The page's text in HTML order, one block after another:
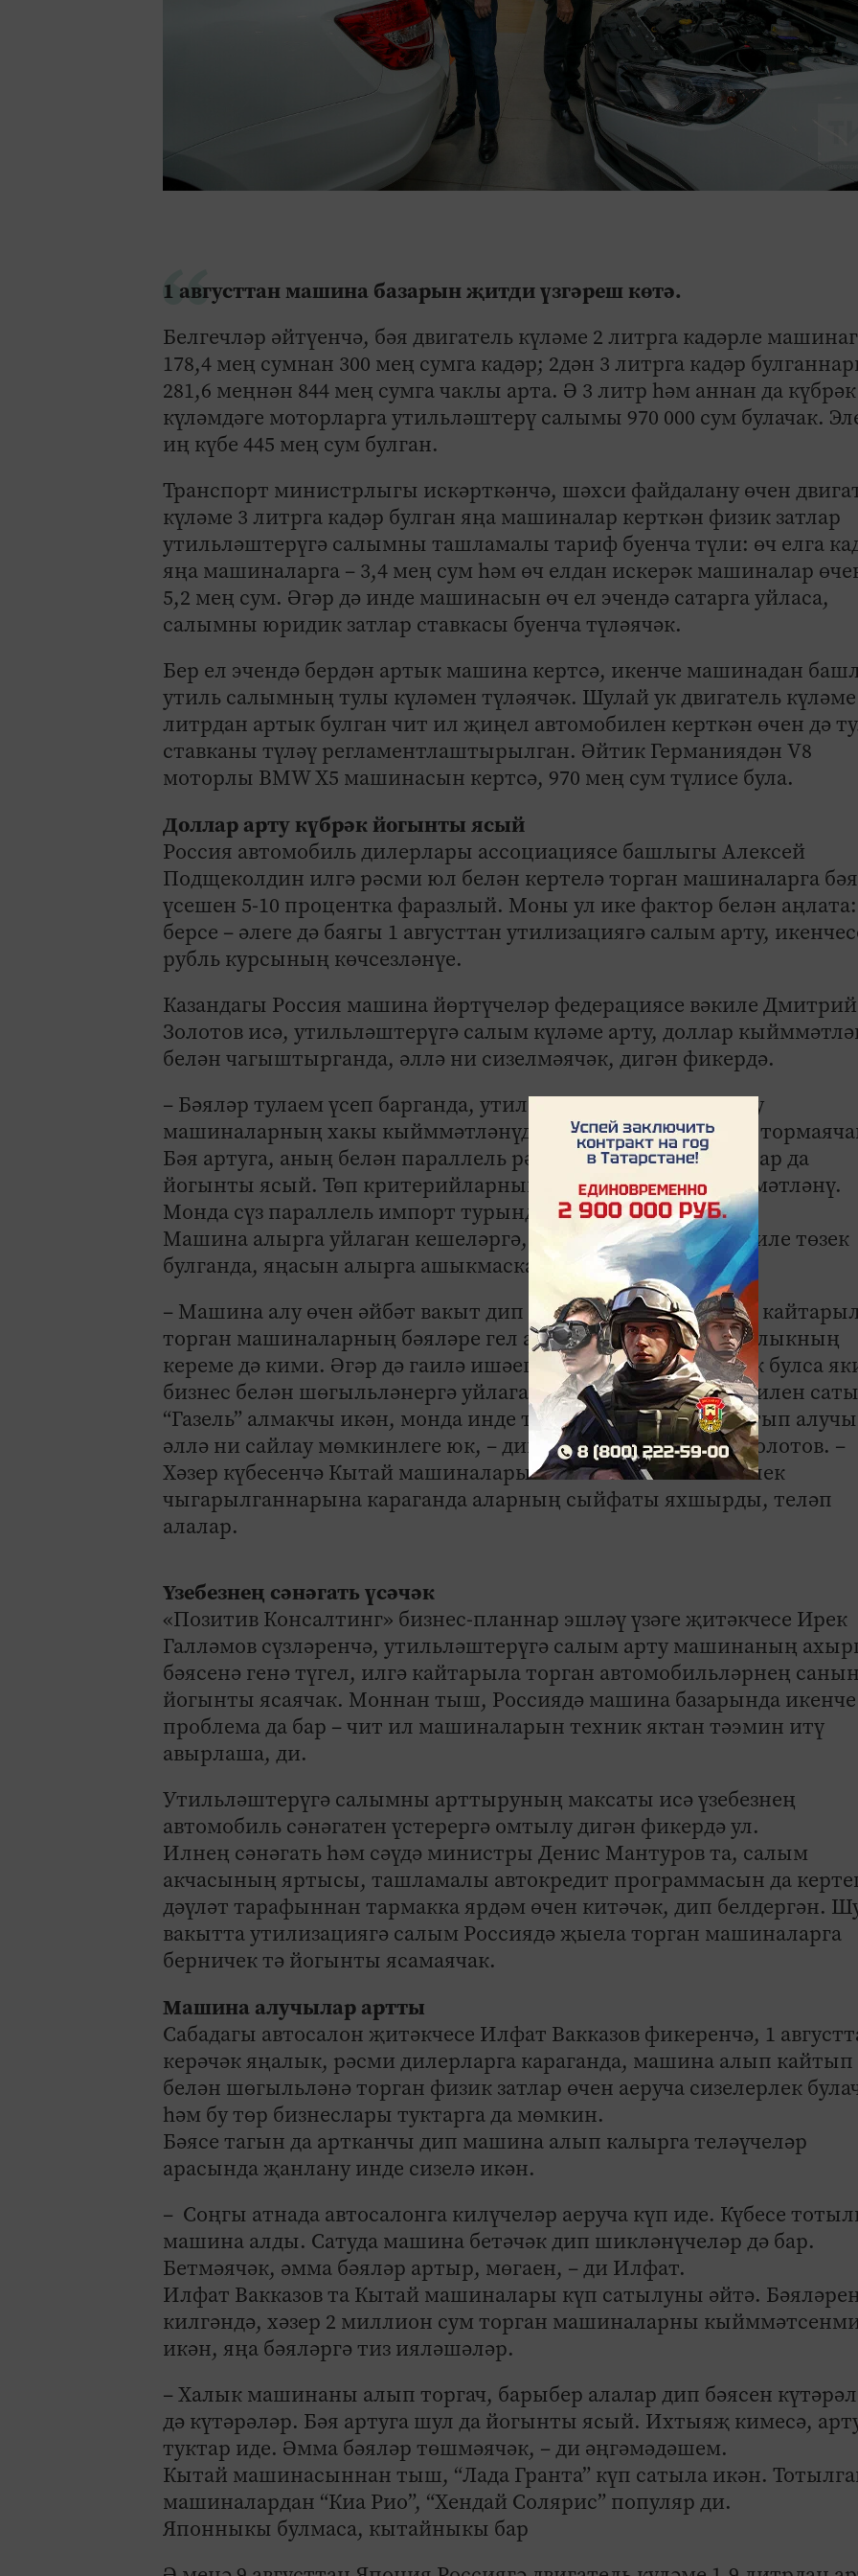
1 августтан машина базарын җитди үзгәреш көтә.
Белгечләр әйтүенчә, бәя двигатель күләме 2 литрга кадәрле
178,4 мең сумнан 300 мең сумга кадәр; 2дән 3 литрга кадәр
281,6 меңнән 844 мең сумга чаклы арта. Ә 3 литр һәм аннан да күбрәк
күләмдәге моторларга утильләштерү салымы 970 000 сум булачак.
иң күбе 445 мең сум булган.
Транспорт министрлыгы искәрткәнчә, шәхси файдалану өчен
күләме 3 литрга кадәр булган яңа машиналар керткән физик затлар
утильләштерүгә салымны ташламалы тариф буенча түли: өч елга
яңа машиналарга – 3,4 мең сум һәм өч елдан искерәк машиналар
5,2 мең сум. Әгәр дә инде машинасын өч ел эчендә сатарга уйласа,
салымны юридик затлар ставкасы буенча түләячәк.
Бер ел эчендә бердән артык машина кертсә, икенче машинадан
утиль салымның тулы күләмен түләячәк. Шулай ук двигатель күләме
литрдан артык булган чит ил җиңел автомобилен керткән өчен дә
ставканы түләү регламентлаштырылган. Әйтик Германиядән V8
моторлы BMW X5 машинасын кертсә, 970 мең сум түлисе була.
Доллар арту күбрәк йогынты ясый
Россия автомобиль дилерлары ассоциациясе башлыгы Алексей
Подщеколдин илгә рәсми юл белән кертелә торган машиналарга
үсешен 5-10 процентка фаразлый. Моны ул ике фактор белән аңлата:
берсе – әлеге дә баягы 1 августтан утилизациягә салым арту,
рубль курсының көчсезләнүе.
Казандагы Россия машина йөртүчеләр федерациясе вәкиле Дмитрий
Золотов исә, утильләштерүгә салым күләме арту, доллар
белән чагыштырганда, әллә ни сизелмәячәк, дигән фикердә.
– Бәяләр тулаем үсеп барганда, утильләштерүгә салым арту
машиналарның хакы кыйммәтләнүдә төп критерий булып
Бәя артуга, аның белән параллель рәвештә, башка факторлар да
йогынты ясый. Төп критерийларның берсе – доллар кыйммәтләнү.
Монда сүз параллель импорт турында бара, – ди ул.
Машина алырга уйлаган кешеләргә, йөреп торган автомобиле төзек
булганда, яңасын алырга ашыкмаска киңәш итә.
– Машина алу өчен әйбәт вакыт дип әйтеп булмый. Читтән
торган машиналарның бәяләре гел артып тора. Аннары халыкның
кереме дә кими. Әгәр дә гаилә ишәеп, зуррак машина кирәк булса
бизнес белән шөгыльләнергә уйлаган кеше җиңел автомобилен
“Газель” алмакчы икән, монда инде тәвәккәлләргә була. Сатып
әллә ни сайлау мөмкинлеге юк, – дип тә кисәтә Дмитрий Золотов. –
Хәзер күбесенчә Кытай машиналары кайта. Биш-алты ел элек
чыгарылганнарына караганда аларның сыйфаты яхшырды, теләп
алалар.
Үзебезнең сәнәгать үсәчәк
«Позитив Консалтинг» бизнес-планнар эшләү үзәге җитәкчесе Ирек
Галләмов сүзләренчә, утильләштерүгә салым арту машинаның
бәясенә генә түгел, илгә кайтарыла торган автомобильләрнең
йогынты ясаячак. Моннан тыш, Россиядә машина базарында икенче
проблема да бар – чит ил машиналарын техник яктан тәэмин итү
авырлаша, ди.
Утильләштерүгә салымны арттыруның максаты исә үзебезнең
автомобиль сәнәгатен үстерергә омтылу дигән фикердә ул.
Илнең сәнәгать һәм сәүдә министры Денис Мантуров та, салым
акчасының яртысы, ташламалы автокредит программасын да
дәүләт тарафыннан тармакка ярдәм өчен китәчәк, дип белдергән.
вакытта утилизациягә салым Россиядә җыела торган машиналарга
берничек тә йогынты ясамаячак.
Машина алучылар артты
Сабадагы автосалон җитәкчесе Илфат Вакказов фикеренчә, 1
керәчәк яңалык, рәсми дилерларга караганда, машина алып кайтып
белән шөгыльләнә торган физик затлар өчен аеруча сизелерлек
һәм бу төр бизнеслары туктарга да мөмкин.
Бәясе тагын да артканчы дип машина алып калырга теләүчеләр
арасында җанлану инде сизелә икән.
– Соңгы атнада автосалонга килүчеләр аеруча күп иде. Күбесе
машина алды. Сатуда машина бетәчәк дип шикләнүчеләр дә бар.
Бетмәячәк, әмма бәяләр артыр, мөгаен, – ди Илфат.
Илфат Вакказов та Кытай машиналары күп сатылуны әйтә.
килгәндә, хәзер 2 миллион сум торган машиналарны
икән, яңа бәяләргә тиз ияләшәләр.
– Халык машинаны алып торгач, барыбер алалар дип бәясен
дә күтәрәләр. Бәя артуга шул да йогынты ясый. Ихтыяҗ кимесә,
туктар иде. Әмма бәяләр төшмәячәк, – ди әңгәмәдәшем.
Кытай машинасыннан тыш, “Лада Гранта” күп сатыла икән.
машиналардан “Киа Рио”, “Хендай Солярис” популяр ди.
Японныкы булмаса, кытайныкы бар